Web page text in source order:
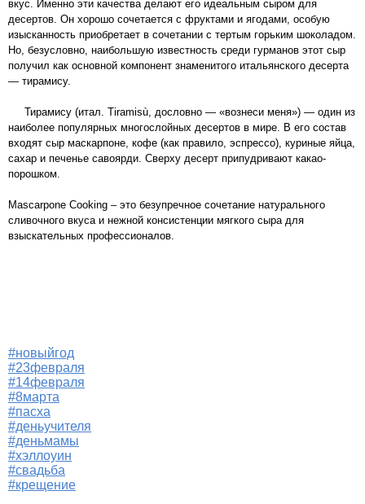
вкус. Именно эти качества делают его идеальным сыром для
десертов. Он хорошо сочетается с фруктами и ягодами, особую
изысканность приобретает в сочетании с тертым горьким шоколадом.
Но, безусловно, наибольшую известность среди гурманов этот сыр
получил как основной компонент знаменитого итальянского десерта
— тирамису.
Тирамису (итал. Tiramisù, дословно — «вознеси меня») — один из
наиболее популярных многослойных десертов в мире. В его состав
входят сыр маскарпоне, кофе (как правило, эспрессо), куриные яйца,
сахар и печенье савоярди. Сверху десерт припудривают какао-
порошком.
Mascarpone Cooking – это безупречное сочетание натурального
сливочного вкуса и нежной консистенции мягкого сыра для
взыскательных профессионалов.
#новыйгод
#23февраля
#14февраля
#8марта
#пасха
#деньучителя
#деньмамы
#хэллоуин
#свадьба
#крещение